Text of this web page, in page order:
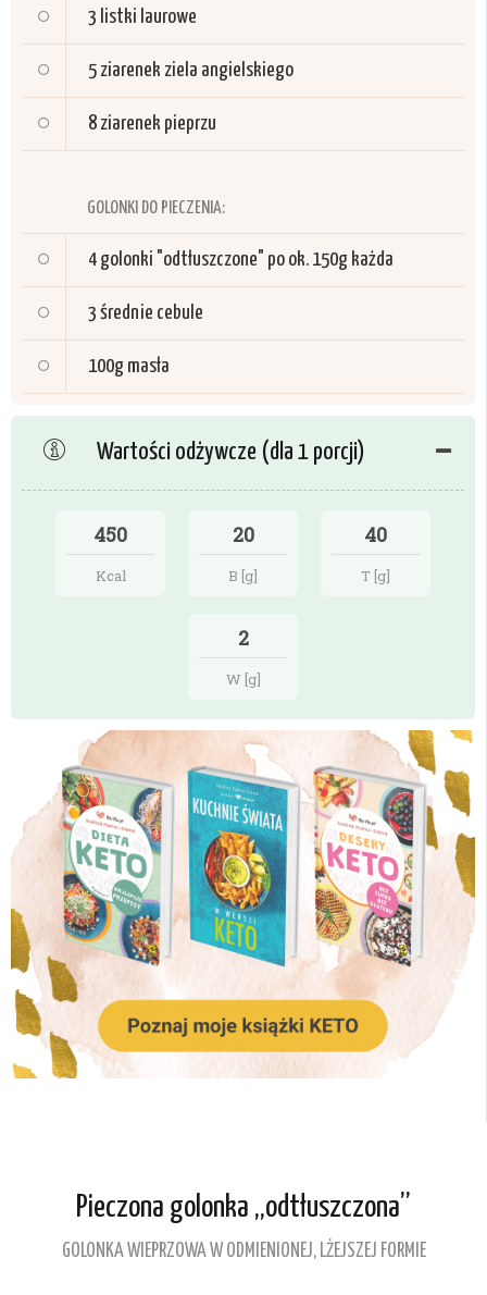
3 listki laurowe
5 ziarenek ziela angielskiego
8 ziarenek pieprzu
GOLONKI DO PIECZENIA:
4 golonki "odtłuszczone" po ok. 150g każda
3 średnie cebule
100g masła
Wartości odżywcze (dla 1 porcji)
450
Kcal
20
B [g]
40
T [g]
2
W [g]
Pieczona golonka „odtłuszczona”
GOLONKA WIEPRZOWA W ODMIENIONEJ, LŻEJSZEJ FORMIE